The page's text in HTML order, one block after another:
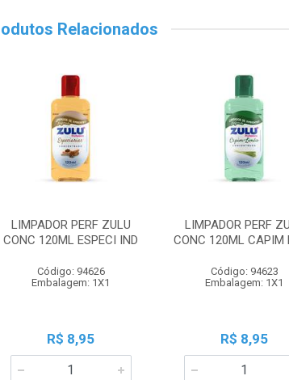
Relacionados
LIMPADOR PERF ZULU
CONC 120ML ESPECI IND
Código: 94626
Embalagem: 1X1
R$ 8,95
LIMPADOR PERF
CONC 120ML CAPIM
Código: 94623
Embalagem: 1X1
R$ 8,95